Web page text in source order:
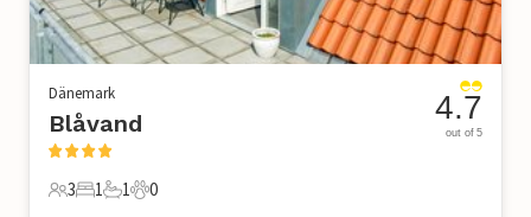
Dänemark
Blåvand
3 Gäste
3
1 Schlafzimmer
1
1 Badezimmer
1
0 Haustiere
0
4.7
out of 5